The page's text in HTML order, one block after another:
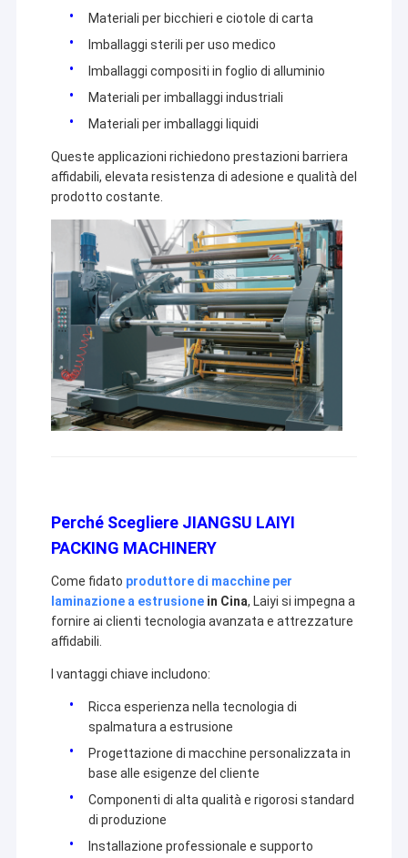
Materiali per bicchieri e ciotole di carta
Imballaggi sterili per uso medico
Imballaggi compositi in foglio di alluminio
Materiali per imballaggi industriali
Materiali per imballaggi liquidi
Queste applicazioni richiedono prestazioni barriera
affidabili, elevata resistenza di adesione e qualità del
prodotto costante.
Perché Scegliere JIANGSU LAIYI
PACKING MACHINERY
Come fidato produttore di macchine per
laminazione a estrusionein Cina, Laiyi si impegna a
fornire ai clienti tecnologia avanzata e attrezzature
affidabili.
I vantaggi chiave includono:
Ricca esperienza nella tecnologia di
spalmatura a estrusione
Progettazione di macchine personalizzata in
base alle esigenze del cliente
Componenti di alta qualità e rigorosi standard
di produzione
Installazione professionale e supporto